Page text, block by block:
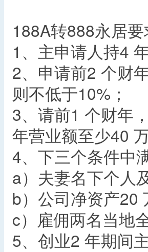
188A转888永居
1、主申请人持4
2、申请前2 个财
则不低于10%；
3、请前1 个财年
年营业额至少40
4、下三个条件中
a）夫妻名下个人
b）公司净资产20
c）雇佣两名当地
5、创业2 年期间